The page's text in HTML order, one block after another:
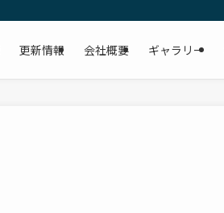
更新情報 会社概要 ギャラリー